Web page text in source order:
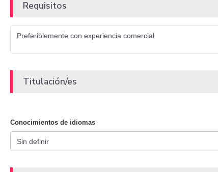
Requisitos
Preferiblemente con experiencia comercial
Titulación/es
Conocimientos de idiomas